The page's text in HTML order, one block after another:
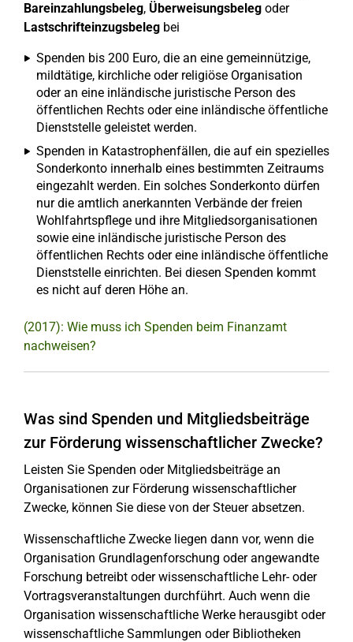
Bareinzahlungsbeleg, Überweisungsbeleg oder
Lastschrifteinzugsbeleg bei
Spenden bis 200 Euro, die an eine gemeinnützige,
mildtätige, kirchliche oder religiöse Organisation
oder an eine inländische juristische Person des
öffentlichen Rechts oder eine inländische öffentliche
Dienststelle geleistet werden.
Spenden in Katastrophenfällen, die auf ein spezielles
Sonderkonto innerhalb eines bestimmten Zeitraums
eingezahlt werden. Ein solches Sonderkonto dürfen
nur die amtlich anerkannten Verbände der freien
Wohlfahrtspflege und ihre Mitgliedsorganisationen
sowie eine inländische juristische Person des
öffentlichen Rechts oder eine inländische öffentliche
Dienststelle einrichten. Bei diesen Spenden kommt
es nicht auf deren Höhe an.
(2017): Wie muss ich Spenden beim Finanzamt
nachweisen?
Was sind Spenden und Mitgliedsbeiträge
zur Förderung wissenschaftlicher Zwecke?
Leisten Sie Spenden oder Mitgliedsbeiträge an
Organisationen zur Förderung wissenschaftlicher
Zwecke, können Sie diese von der Steuer absetzen.
Wissenschaftliche Zwecke liegen dann vor, wenn die
Organisation Grundlagenforschung oder angewandte
Forschung betreibt oder wissenschaftliche Lehr- oder
Vortragsveranstaltungen durchführt. Auch wenn die
Organisation wissenschaftliche Werke herausgibt oder
wissenschaftliche Sammlungen oder Bibliotheken